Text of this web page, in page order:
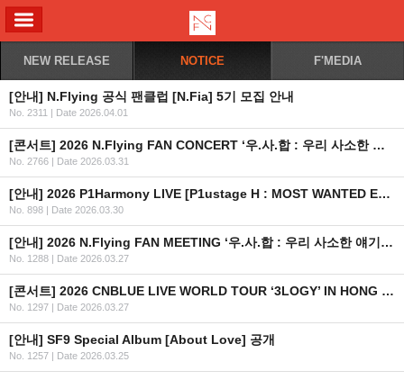
NEW RELEASE NOTICE F'MEDIA
[안내] N.Flying 공식 팬클럽 [N.Fia] 5기 모집 안내
No. 2311 | Date 2026.04.01
[콘서트] 2026 N.Flying FAN CONCERT ‘우.사.합 : 우리 사소한 얘기 좀 합시다’ IN MACAU
No. 2766 | Date 2026.03.31
[안내] 2026 P1Harmony LIVE [P1ustage H : MOST WANTED ENCORE] IN SEOUL OFFICIAL MD 온라인 판매 안내
No. 898 | Date 2026.03.30
[안내] 2026 N.Flying FAN MEETING ‘우.사.합 : 우리 사소한 얘기 좀 합시다’ OFFICIAL MD 온라인 판매 안내
No. 1288 | Date 2026.03.27
[콘서트] 2026 CNBLUE LIVE WORLD TOUR ‘3LOGY’ IN HONG KONG 추가 회차 안내
No. 1297 | Date 2026.03.27
[안내] SF9 Special Album [About Love] 공개
No. 1257 | Date 2026.03.25